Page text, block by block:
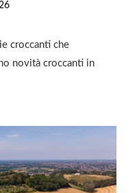
croccanti che
novità croccanti in